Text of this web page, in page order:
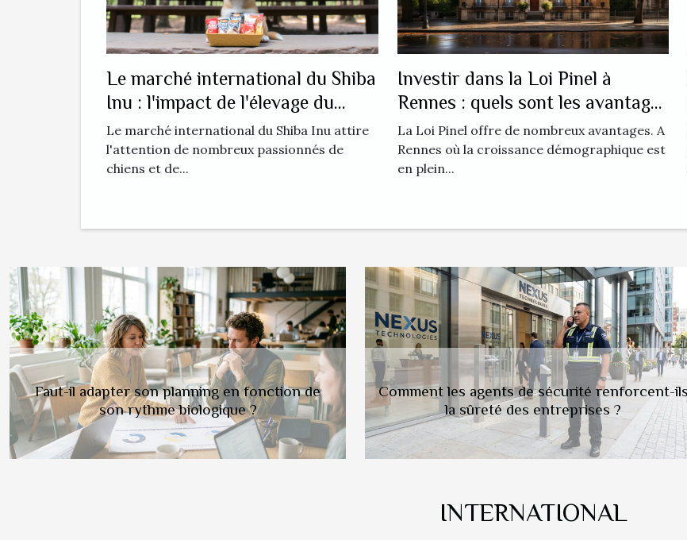
Le marché international du Shiba
Inu : l'impact de l'élevage du
temple Eikan Do
Le marché international du Shiba Inu attire
l'attention de nombreux passionnés de
chiens et de...
Investir dans la Loi Pinel à
Rennes : quels sont les avantages
?La Loi Pinel offre de nombreux avantages. A
Rennes où la croissance démographique est
en plein...
Comment choisir l'applique murale idéale pour
votre chambre ?
Impact du mode de vie sur le ronflement :
poids, alcool et tabac
Previous
INTERNATIONAL